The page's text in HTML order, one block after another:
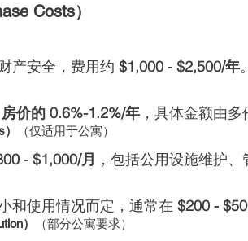
Costs）
产安全，费用约 $1,000 - $2,500/年。
房价的 0.6%-1.2%/年 ，具体金额由多
（仅适用于公寓）
- $1,000/月 ，包括公用设施维护、
和使用情况而定，通常在 $200 -
） （部分公寓要求）